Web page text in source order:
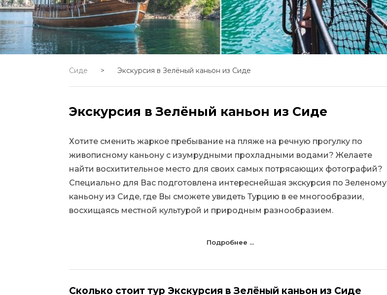
Сиде > Экскурсия в Зелёный каньон из Сиде
Экскурсия в Зелёный каньон из Сиде
Хотите сменить жаркое пребывание на пляже на речную прогулку по
живописному каньону с изумрудными прохладными водами? Желаете
найти восхитительное место для своих самых потрясающих фотографий?
Специально для Вас подготовлена интереснейшая экскурсия по Зеленому
каньону из Сиде, где Вы сможете увидеть Турцию в ее многообразии,
восхищаясь местной культурой и природным разнообразием.
Подробнее ...
Сколько стоит тур Экскурсия в Зелёный каньон из Сиде